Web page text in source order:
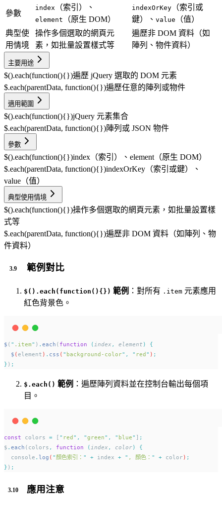
參數
index （索引）、
element （原生 DOM）
indexOrKey （索引或
鍵）、 value
（值）
典型使
用情境
操作多個選取的網頁元
素，如批量設置樣式等
遍歷非 DOM 資料（如
陣列、物件資料）
主要用途
$().each(function(){})遍歷 jQuery 選取的 DOM 元素
$.each(parentData, function(){})遍歷任意的陣列或物件
適用範圍
$().each(function(){})jQuery 元素集合
$.each(parentData, function(){})陣列或 JSON 物件
參數
$().each(function(){})index（索引）、element（原生 DOM）
$.each(parentData, function(){})indexOrKey（索引或鍵）、
value（值）
典型使用情境
$().each(function(){})操作多個選取的網頁元素，如批量設置樣
式等
$.each(parentData, function(){})遍歷非 DOM 資料（如陣列、物
件資料）
範例對比
$().each(function(){}) 範例 ：對所有 .item 元素應用
紅色背景色。
$ ( " .item" ) . each ( function ( index , element )
{
$ (element ) . css ( " background-color" , " red" ) ;
} ) ;
$.each() 範例 ：遍歷陣列資料並在控制台輸出每個項
目。
const colors = [ " red" , "green" , " blue" ] ;
$ . each (colors , function ( index , color)
{
console . log ( "顏色索引： " + index + " , 顏色： " + color ) ;
} ) ;
應用注意